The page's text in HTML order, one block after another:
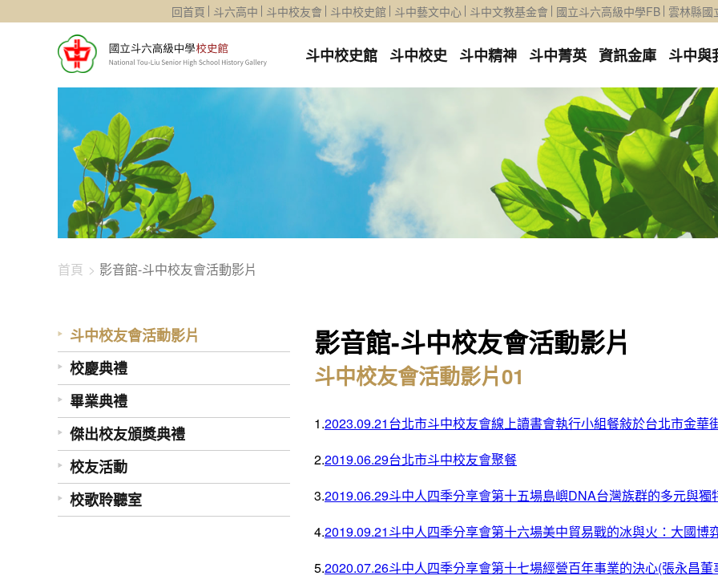
回首頁 斗六高中 斗中校友會 斗中校史館 斗中藝文中心 斗中文教基金會 國立斗六高級中學FB 雲林縣國
斗中校史館 斗中校史 斗中精神 斗中菁英 資訊金庫 斗中與
首頁 影音館-斗中校友會活動影片
斗中校友會活動影片
校慶典禮
畢業典禮
傑出校友頒獎典禮
校友活動
校歌聆聽室
影音館-斗中校友會活動影片
斗中校友會活動影片01
1.2023.09.21台北市斗中校友會線上讀書會執行小組餐敍於台北市金華
2.2019.06.29台北市斗中校友會聚餐
3.2019.06.29斗中人四季分享會第十五場島嶼DNA台灣族群的多元與獨
4.2019.09.21斗中人四季分享會第十六場美中貿易戰的冰與火：大國博
5.2020.07.26斗中人四季分享會第十七場經營百年事業的決心(張永昌董